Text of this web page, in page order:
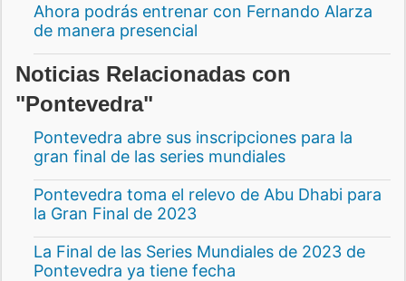
Ahora podrás entrenar con Fernando Alarza
de manera presencial
Noticias Relacionadas con
"Pontevedra"
Pontevedra abre sus inscripciones para la
gran final de las series mundiales
Pontevedra toma el relevo de Abu Dhabi para
la Gran Final de 2023
La Final de las Series Mundiales de 2023 de
Pontevedra ya tiene fecha